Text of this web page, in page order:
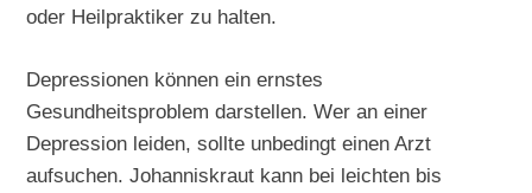
oder Heilpraktiker zu halten.
Depressionen können ein ernstes
Gesundheitsproblem darstellen. Wer an einer
Depression leiden, sollte unbedingt einen Arzt
aufsuchen. Johanniskraut kann bei leichten bis